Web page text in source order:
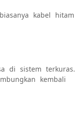
kabel hitam
di sistem terkuras.
kembali